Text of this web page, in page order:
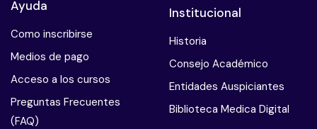
Ayuda
Como inscribirse
Medios de pago
Acceso a los cursos
Preguntas Frecuentes
(FAQ)
Institucional
Historia
Consejo Académico
Entidades Auspiciantes
Biblioteca Medica Digital